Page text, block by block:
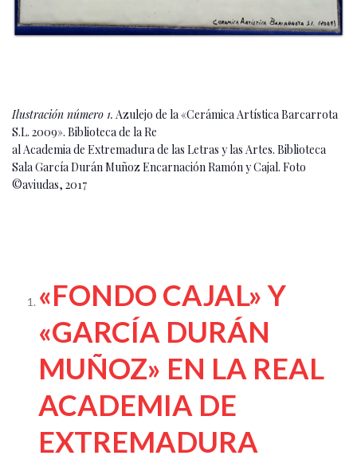
Ilustración número 1. Azulejo de la «Cerámica Artística Barcarrota
S.L. 2009». Biblioteca de la Re
al Academia de Extremadura de las Letras y las Artes. Biblioteca
Sala García Durán Muñoz Encarnación Ramón y Cajal. Foto
©aviudas, 2017
«FONDO CAJAL» Y
«GARCÍA DURÁN
MUÑOZ» EN LA REAL
ACADEMIA DE
EXTREMADURA